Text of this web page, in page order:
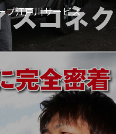
プ江戸川サービス